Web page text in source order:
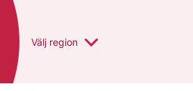
Du har valt region
Välj en annan
region